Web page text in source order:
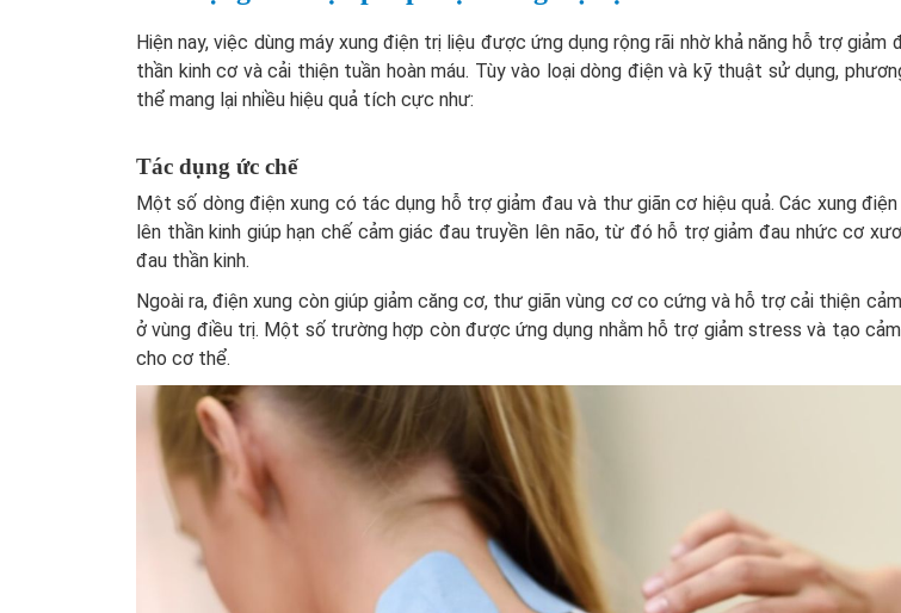
Hiện nay, việc dùng máy xung điện trị liệu được ứng dụng rộng rãi nhờ khả năng hỗ trợ giảm
thần kinh cơ và cải thiện tuần hoàn máu. Tùy vào loại dòng điện và kỹ thuật sử dụng,
thể mang lại nhiều hiệu quả tích cực như:
Tác dụng ức chế
Một số dòng điện xung có tác dụng hỗ trợ giảm đau và thư giãn cơ hiệu quả. Các xung
lên thần kinh giúp hạn chế cảm giác đau truyền lên não, từ đó hỗ trợ giảm đau nhức cơ
đau thần kinh.
Ngoài ra, điện xung còn giúp giảm căng cơ, thư giãn vùng cơ co cứng và hỗ trợ cải thiện
ở vùng điều trị. Một số trường hợp còn được ứng dụng nhằm hỗ trợ giảm stress và tạo
cho cơ thể.